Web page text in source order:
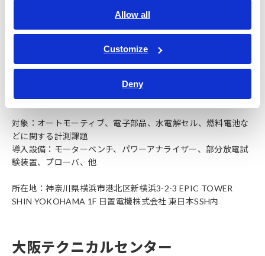
Allow all
Customize
Deny
参考（既存施設）
横浜テクニカルセンター
対象：オートモーティブ、電子部品、水電解セル、燃料電池な
どに関する計測課題
導入設備：モーターベンチ、パワーアナライザー、部分放電試
験装置、プローバ、他
所在地：神奈川県横浜市港北区新横浜3-2-3 EPIC TOWER
SHIN YOKOHAMA 1F 日置電機株式会社 東日本SSH内
大阪テクニカルセンター